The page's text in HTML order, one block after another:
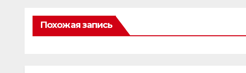
Похожая запись